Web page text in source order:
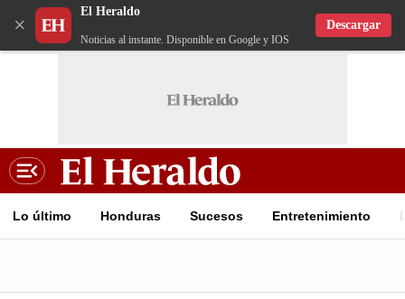
×
El Heraldo
Noticias al instante. Disponible en Google y IOS
Descargar
Lo último Honduras Sucesos Entretenimiento